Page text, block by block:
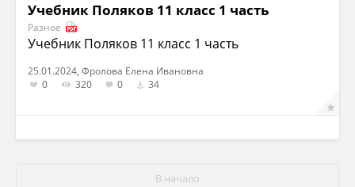
Учебник Поляков 11 класс 1 часть
Разное
Учебник Поляков 11 класс 1 часть
25.01.2024, Фролова Елена Ивановна
0
320 0 34
В начало